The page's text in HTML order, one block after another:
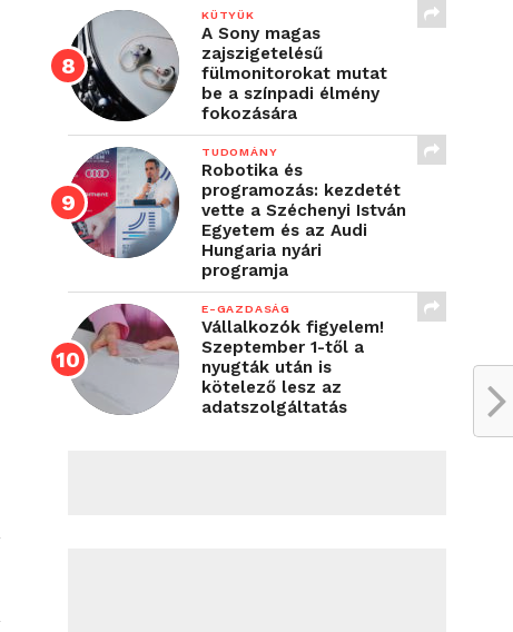
KÜTYÜK
A Sony magas
zajszigetelésű
fülmonitorokat mutat
be a színpadi élmény
fokozására
TUDOMÁNY
Robotika és
programozás: kezdetét
vette a Széchenyi István
Egyetem és az Audi
Hungaria nyári
programja
E-GAZDASÁG
Vállalkozók figyelem!
Szeptember 1-től a
nyugták után is
kötelező lesz az
adatszolgáltatás